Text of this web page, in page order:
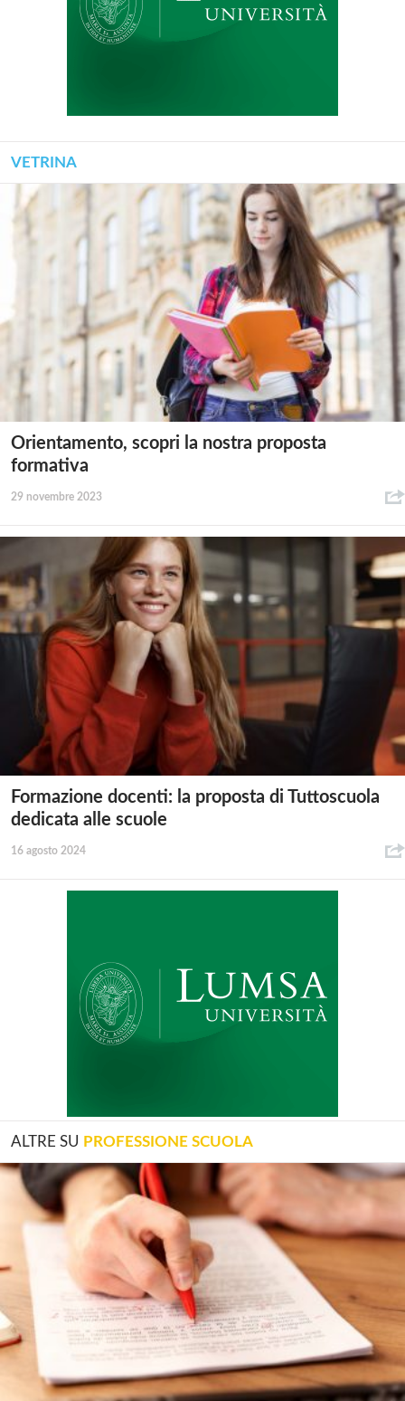
VETRINA
Orientamento, scopri la nostra proposta
formativa
29 novembre 2023
Formazione docenti: la proposta di Tuttoscuola
dedicata alle scuole
16 agosto 2024
ALTRE SU PROFESSIONE SCUOLA